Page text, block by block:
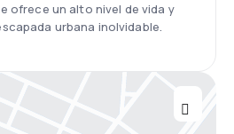
ofrece un alto nivel de vida y
urbana inolvidable.